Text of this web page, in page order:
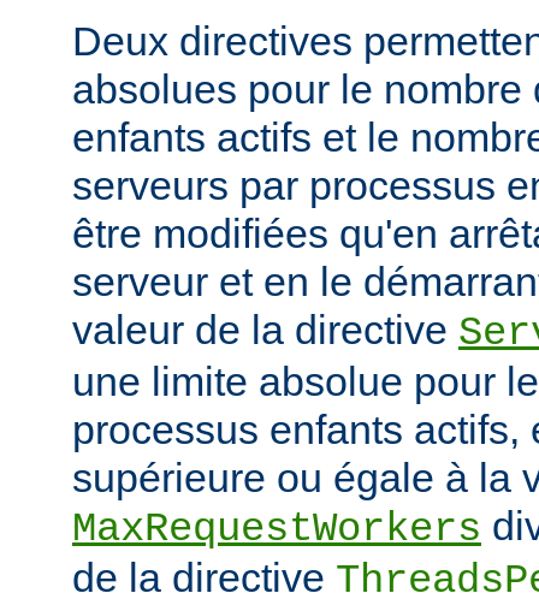
Deux directives
absolues pour le nombre
enfants actifs et le
serveurs par processus
être modifiées qu'en
serveur et en le
valeur de la directive
une limite absolue pour
processus enfants actifs,
supérieure ou égale à la
MaxRequestWorkers
de la directive